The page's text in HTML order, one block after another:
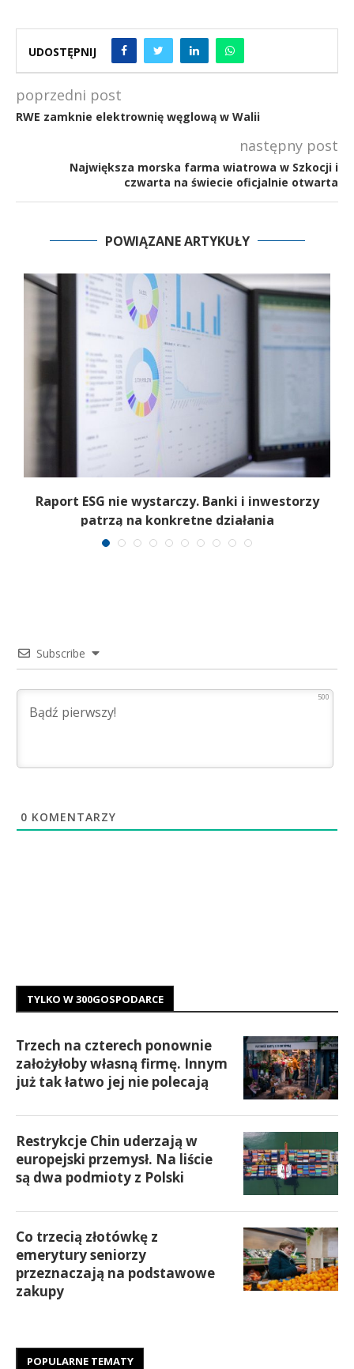
UDOSTĘPNIJ
poprzedni post
RWE zamknie elektrownię węglową w Walii
następny post
Największa morska farma wiatrowa w Szkocji i
czwarta na świecie oficjalnie otwarta
POWIĄZANE ARTYKUŁY
Raport ESG nie wystarczy. Banki i inwestorzy
patrzą na konkretne działania
Subscribe
500
0 KOMENTARZY
TYLKO W 300GOSPODARCE
Trzech na czterech ponownie
założyłoby własną firmę. Innym
już tak łatwo jej nie polecają
Restrykcje Chin uderzają w
europejski przemysł. Na liście
są dwa podmioty z Polski
Co trzecią złotówkę z
emerytury seniorzy
przeznaczają na podstawowe
zakupy
POPULARNE TEMATY